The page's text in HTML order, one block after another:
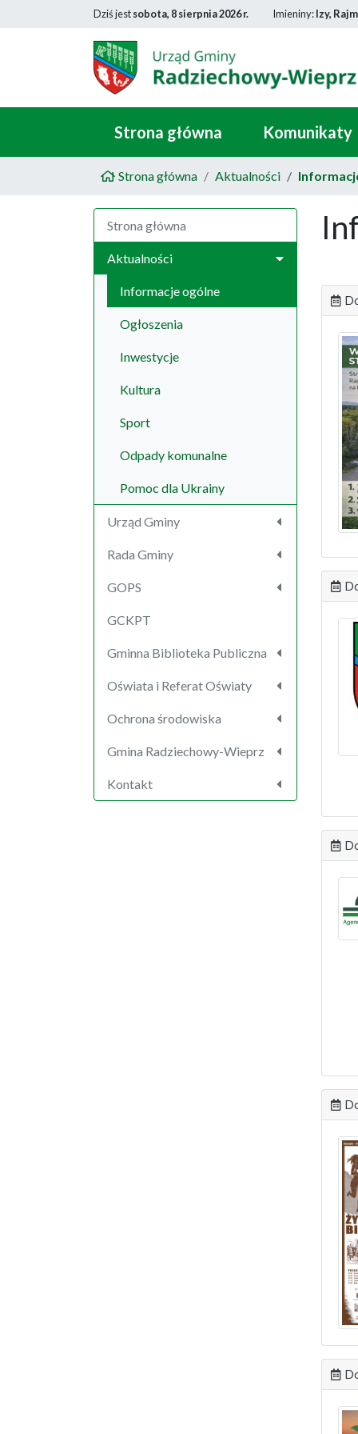
Dziś jestsobota, 8 sierpnia 2026 r. Imieniny:Izy,
Strona główna Komunikaty
Strona główna Aktualności
Strona główna
Aktualności
Informacje ogólne
Ogłoszenia
Inwestycje
Kultura
Sport
Odpady komunalne
Pomoc dla Ukrainy
Urząd Gminy
Rada Gminy
GOPS
GCKPT
Gminna Biblioteka Publiczna
Oświata i Referat Oświaty
Ochrona środowiska
Gmina Radziechowy-Wieprz
Kontakt